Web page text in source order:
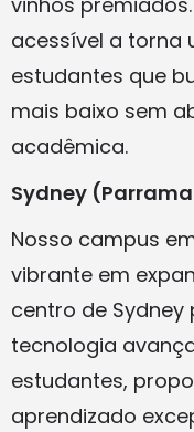
acessível a torna
estudantes que
mais baixo sem
acadêmica.
Sydney
Nosso campus
vibrante em
centro de Sydney
tecnologia
estudantes,
aprendizado